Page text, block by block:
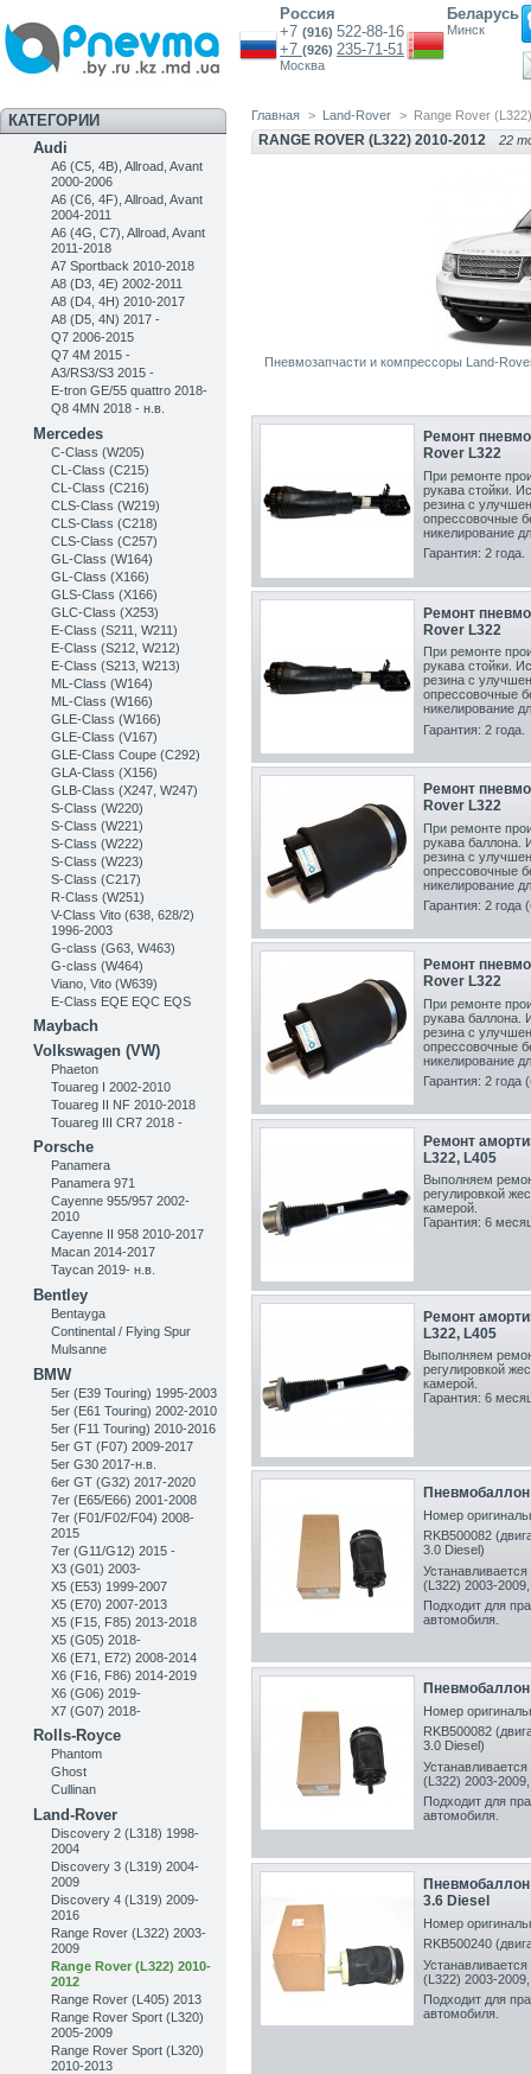
Россия
+7 (916) 522-88-16
+7 (926) 235-71-51
Москва
Беларусь
Минск
КАТЕГОРИИ
Audi
A6 (C5, 4B), Allroad, Avant
2000-2006
A6 (C6, 4F), Allroad, Avant
2004-2011
A6 (4G, C7), Allroad, Avant
2011-2018
A7 Sportback 2010-2018
A8 (D3, 4E) 2002-2011
A8 (D4, 4H) 2010-2017
A8 (D5, 4N) 2017 -
Q7 2006-2015
Q7 4M 2015 -
A3/RS3/S3 2015 -
E-tron GE/55 quattro 2018-
Q8 4MN 2018 - н.в.
Mercedes
C-Class (W205)
CL-Class (C215)
CL-Class (C216)
CLS-Class (W219)
CLS-Class (C218)
CLS-Class (C257)
GL-Class (W164)
GL-Class (X166)
GLS-Class (X166)
GLC-Class (X253)
Е-Class (S211, W211)
E-Class (S212, W212)
E-Class (S213, W213)
ML-Class (W164)
ML-Class (W166)
GLE-Class (W166)
GLE-Class (V167)
GLE-Class Coupe (C292)
GLA-Class (X156)
GLB-Class (X247, W247)
S-Class (W220)
S-Class (W221)
S-Class (W222)
S-Class (W223)
S-Class (C217)
R-Class (W251)
V-Class Vito (638, 628/2)
1996-2003
G-class (G63, W463)
G-class (W464)
Viano, Vito (W639)
E-Class EQE EQC EQS
Maybach
Volkswagen (VW)
Phaeton
Touareg I 2002-2010
Touareg II NF 2010-2018
Touareg III CR7 2018 -
Porsche
Panamera
Panamera 971
Cayenne 955/957 2002-
2010
Cayenne II 958 2010-2017
Macan 2014-2017
Taycan 2019- н.в.
Bentley
Bentayga
Continental / Flying Spur
Mulsanne
BMW
5er (E39 Touring) 1995-2003
5er (E61 Touring) 2002-2010
5er (F11 Touring) 2010-2016
5er GT (F07) 2009-2017
5er G30 2017-н.в.
6er GT (G32) 2017-2020
7er (E65/E66) 2001-2008
7er (F01/F02/F04) 2008-
2015
7er (G11/G12) 2015 -
X3 (G01) 2003-
X5 (E53) 1999-2007
X5 (E70) 2007-2013
X5 (F15, F85) 2013-2018
X5 (G05) 2018-
X6 (E71, E72) 2008-2014
X6 (F16, F86) 2014-2019
X6 (G06) 2019-
X7 (G07) 2018-
Rolls-Royce
Phantom
Ghost
Cullinan
Land-Rover
Discovery 2 (L318) 1998-
2004
Discovery 3 (L319) 2004-
2009
Discovery 4 (L319) 2009-
2016
Range Rover (L322) 2003-
2009
Range Rover (L322) 2010-
2012
Range Rover (L405) 2013
Range Rover Sport (L320)
2005-2009
Range Rover Sport (L320)
2010-2013
Главная > Land-Rover > Range Rover
RANGE ROVER (L322) 2010-2012 22
Пневмозапчасти и компрессоры Land-
Ремонт
Rover L322
При ремонте
рукава стойки.
резина с
опрессовочные
никелирование
Гарантия: 2 года.
Ремонт
Rover L322
При ремонте
рукава стойки.
резина с
опрессовочные
никелирование
Гарантия: 2 года.
Ремонт
Rover L322
При ремонте
рукава баллона.
резина с
опрессовочные
никелирование
Гарантия: 2 года
Ремонт
Rover L322
При ремонте
рукава баллона.
резина с
опрессовочные
никелирование
Гарантия: 2 года
Ремонт
L322, L405
Выполняем
регулировкой
камерой.
Гарантия: 6
Ремонт
L322, L405
Выполняем
регулировкой
камерой.
Гарантия: 6
Пневмобаллон
Номер
RKB500082
3.0 Diesel)
(L322) 2003-
Подходит для
автомобиля.
Пневмобаллон
Номер
RKB500082
3.0 Diesel)
(L322) 2003-
Подходит для
автомобиля.
Пневмобаллон
3.6 Diesel
Номер
RKB500240
(L322) 2003-
Подходит для
автомобиля.